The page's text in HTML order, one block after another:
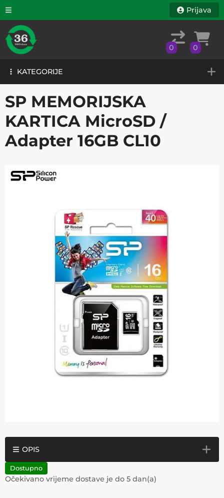
KATEGORIJE
Prijava
0 0
KATEGORIJE
SP MEMORIJSKA
KARTICA MicroSD /
Adapter 16GB CL10
OPIS
Dostupno
Očekivano vrijeme dostave je do 5 dan(a)